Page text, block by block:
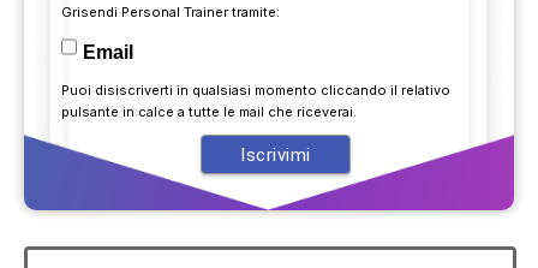
Grisendi Personal Trainer tramite:
Email
Puoi disiscriverti in qualsiasi momento cliccando il relativo
pulsante in calce a tutte le mail che riceverai.